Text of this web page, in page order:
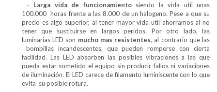
– Larga vida de funcionamientosiendo la vida util unas
100.000 horas frente a las 8.000 de un halogeno. Pese a que su
precio es algo superior, al tener mayor vida util ahorramos al no
tener que sustituirse en largos peridos. Por otro lado, las
luminarias LED son mucho mas resistentes, al contrario que las
bombillas incandescentes, que pueden romperse con cierta
facilidad. Las LED absorben las posibles vibraciones a las que
pueda estar sometido el equipo sin producir fallos ni variaciones
de iluminación. El LED carece de filamento luminiscente con lo que
evita su posible rotura.